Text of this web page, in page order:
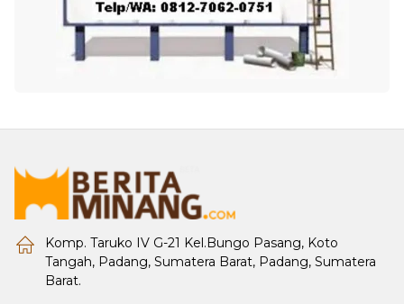
Komp. Taruko IV G-21 Kel.Bungo Pasang, Koto
Tangah, Padang, Sumatera Barat, Padang, Sumatera
Barat.